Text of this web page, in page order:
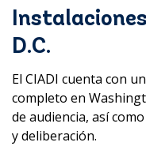
D.C.
El CIADI cuenta con
completo en
de audiencia, así
y deliberación.